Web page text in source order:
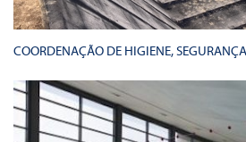
COORDENAÇÃO DE HIGIENE,